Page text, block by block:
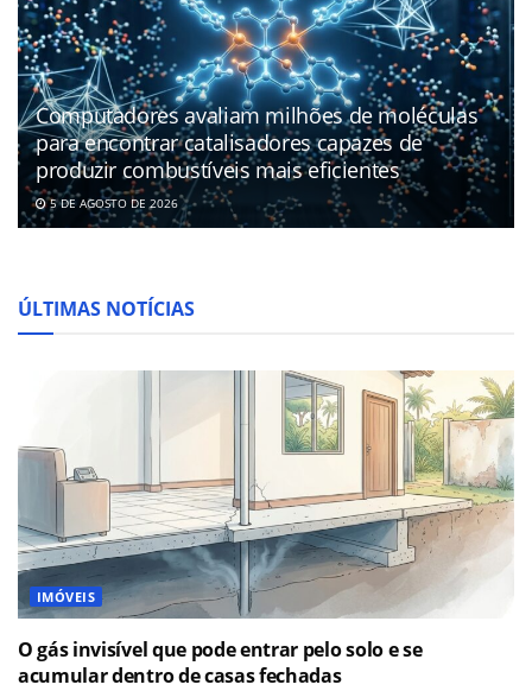
Computadores avaliam milhões de moléculas
para encontrar catalisadores capazes de
produzir combustíveis mais eficientes
5 DE AGOSTO DE 2026
ÚLTIMAS NOTÍCIAS
IMÓVEIS
O gás invisível que pode entrar pelo solo e se
acumular dentro de casas fechadas